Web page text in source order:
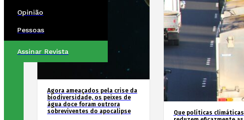
Opinião
Pessoas
Assinar Revista
Agora ameaçados pela crise da
biodiversidade, os peixes de
água doce foram outrora
sobreviventes do apocalipse
Que políticas climáticas